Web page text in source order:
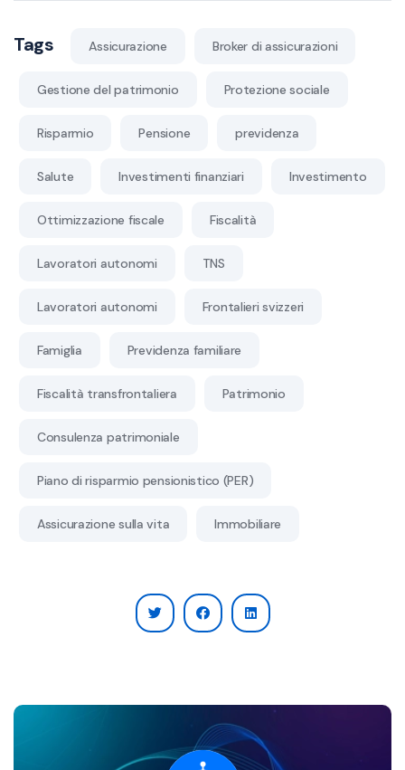
Tags Assicurazione Broker di assicurazioni
Gestione del patrimonio Protezione sociale
Risparmio Pensione previdenza
Salute Investimenti finanziari Investimento
Ottimizzazione fiscale Fiscalità
Lavoratori autonomi TNS
Lavoratori autonomi Frontalieri svizzeri
Famiglia Previdenza familiare
Fiscalità transfrontaliera Patrimonio
Consulenza patrimoniale
Piano di risparmio pensionistico (PER)
Assicurazione sulla vita Immobiliare